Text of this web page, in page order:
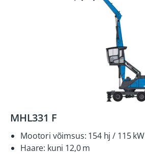
MHL331 F
Mootori võimsus: 154 hj / 115 kW
Haare: kuni 12,0 m